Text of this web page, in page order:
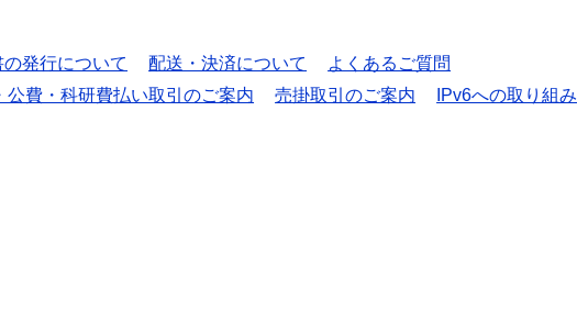
発行について 配送・決済について
よくあるご質問
公費・科研費払い取引のご案内 売掛取引のご案内
IPv6への取り組み